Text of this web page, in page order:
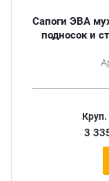
Сапоги ЭВА
подносок и
Круп.
3